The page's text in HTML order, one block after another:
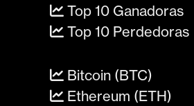
Top 10 Ganadoras
Top 10 Perdedoras
Bitcoin (BTC)
Ethereum (ETH)